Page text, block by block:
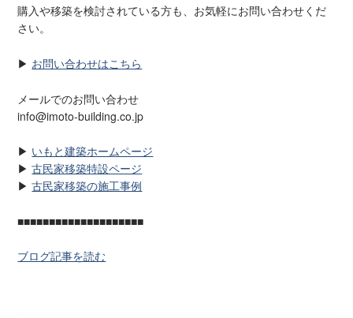
購入や移築を検討されている方も、お気軽にお問い合わせくだ
さい。
▶ お問い合わせはこちら
メールでのお問い合わせ
info@imoto-building.co.jp
▶ いもと建築ホームページ
▶ 古民家移築特設ページ
▶ 古民家移築の施工事例
■■■■■■■■■■■■■■■■■■■■
ブログ記事を読む